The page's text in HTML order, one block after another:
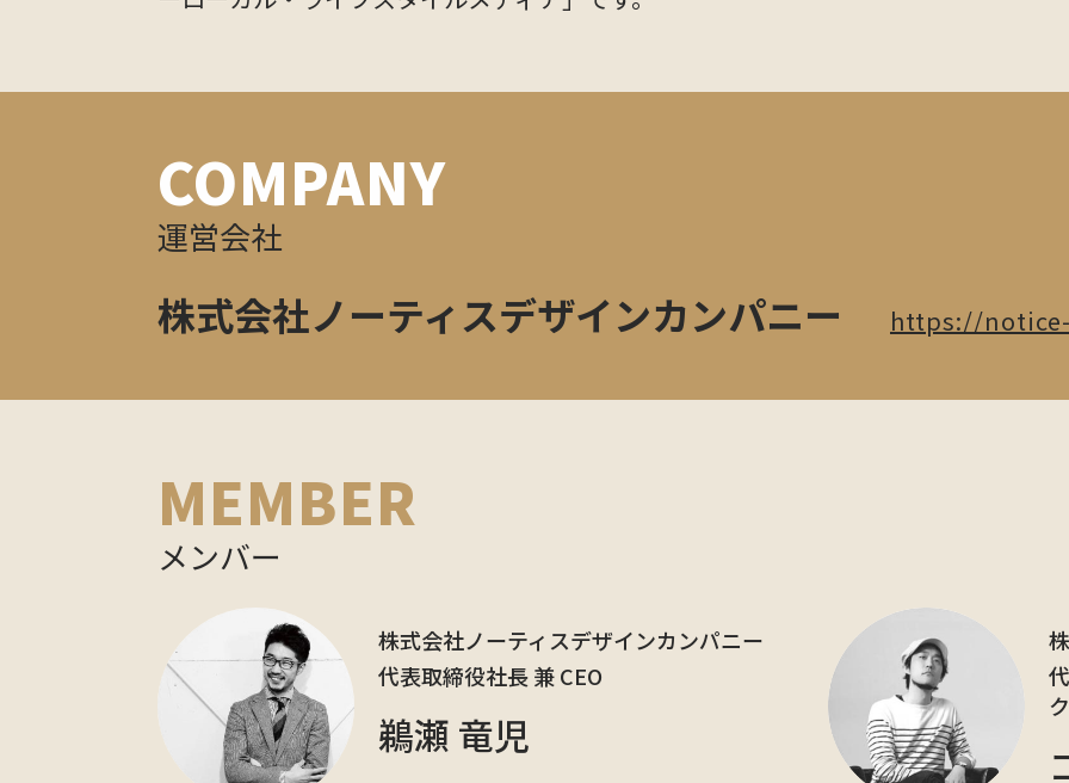
COMPANY
運営会社
株式会社ノーティスデザインカンパニー https://
MEMBER
メンバー
株式会社ノーティスデザインカンパニー
代表取締役社長 兼 CEO
鵜瀬 竜児